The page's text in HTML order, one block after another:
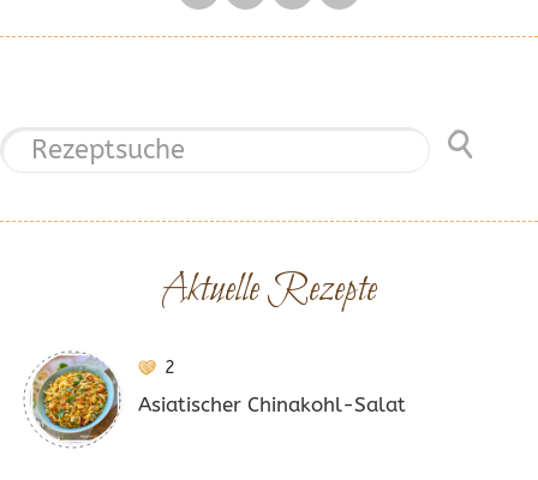
Aktuelle Rezepte
2
Asiatischer Chinakohl-Salat